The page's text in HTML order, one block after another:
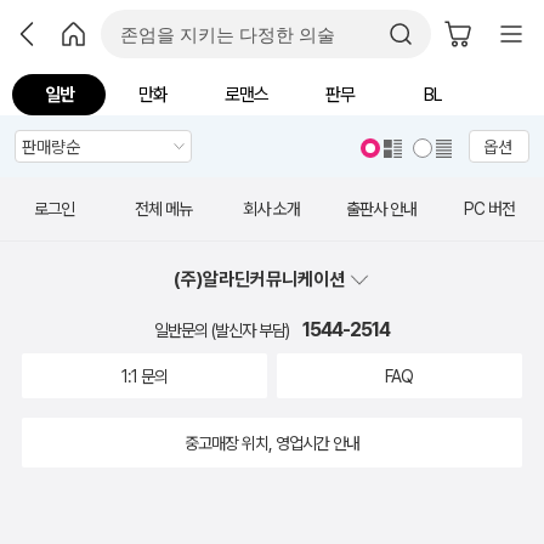
일반 만화 로맨스 판무 BL
옵션
로그인 전체 메뉴 회사 소개 출판사 안내 PC 버전
(주)알라딘커뮤니케이션
일반문의 (발신자 부담) 1544-2514
1:1 문의 FAQ
중고매장 위치, 영업시간 안내